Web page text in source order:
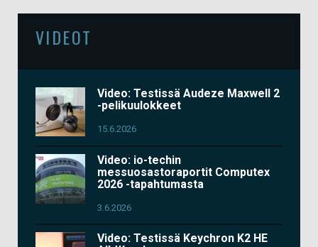
VIDEOT
Video: Testissä Audeze Maxwell 2
-pelikuulokkeet
15.6.2026
Video: io-techin
messuosastoraportit Computex
2026 -tapahtumasta
3.6.2026
Video: Testissä Keychron K2 HE